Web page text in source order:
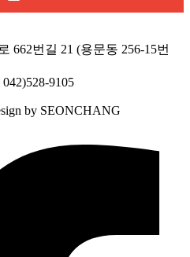
662번길 21 (용문동 256-15번
9105
by SEONCHANG